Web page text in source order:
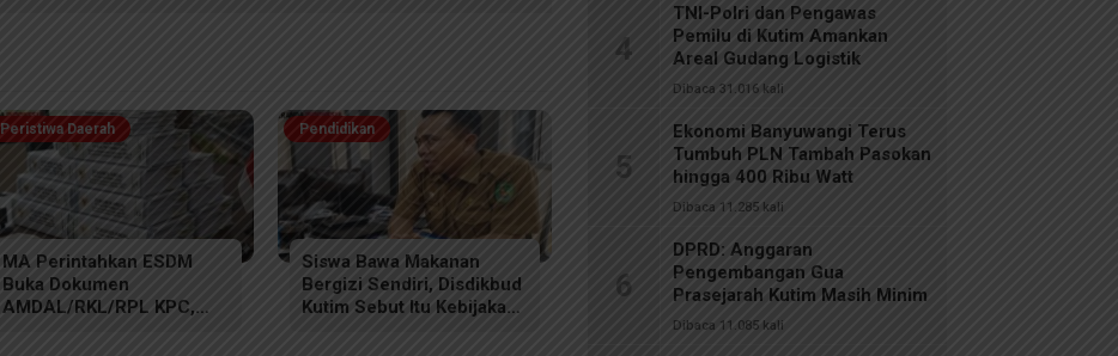
Peristiwa Daerah
MA Perintahkan ESDM
Buka Dokumen
AMDAL/RKL/RPL KPC,
Pendidikan
Siswa Bawa Makanan
Bergizi Sendiri, Disdikbud
Kutim Sebut Itu Kebijakan
4
TNI-Polri dan Pengawas
Pemilu di Kutim Amankan
Areal Gudang Logistik
Dibaca 31.016 kali
5
Ekonomi Banyuwangi Terus
Tumbuh PLN Tambah Pasokan
hingga 400 Ribu Watt
Dibaca 11.285 kali
6
DPRD: Anggaran
Pengembangan Gua
Prasejarah Kutim Masih Minim
Dibaca 11.085 kali